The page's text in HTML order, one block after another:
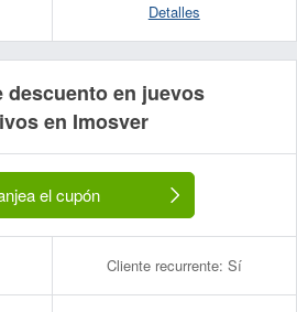
Detalles
descuento en juevos
en Imosver
el cupón
Cliente recurrente: Sí